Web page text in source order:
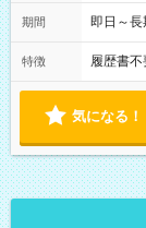
期間 即日～
特徴 履歴書不
気になる！